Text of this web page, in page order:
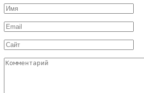
Имя
*
Email
*
Сайт
Комментарий